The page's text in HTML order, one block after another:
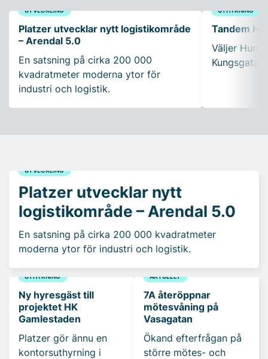
UTVECKLING
Platzer utvecklar nytt logistikområde
– Arendal 5.0
En satsning på cirka 200 000
kvadratmeter moderna ytor för
industri och logistik.
UTHYRNING
Tandem
Väljer
UTVECKLING
Platzer utvecklar nytt
logistikområde – Arendal 5.0
En satsning på cirka 200 000 kvadratmeter
moderna ytor för industri och logistik.
UTHYRNING
Ny hyresgäst till
projektet HK
Gamlestaden
Platzer gör ännu en
kontorsuthyrning i
AKTUELLT
7A återöppnar
mötesvåning på
Vasagatan
Ökand efterfrågan på
större mötes- och